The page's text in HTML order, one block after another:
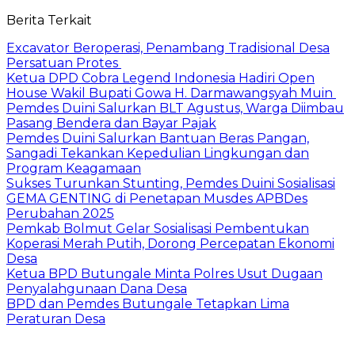
Berita Terkait
Excavator Beroperasi, Penambang Tradisional Desa
Persatuan Protes ‎
Ketua DPD Cobra Legend Indonesia Hadiri Open
House Wakil Bupati Gowa H. Darmawangsyah Muin
Pemdes Duini Salurkan BLT Agustus, Warga Diimbau
Pasang Bendera dan Bayar Pajak
Pemdes Duini Salurkan Bantuan Beras Pangan,
Sangadi Tekankan Kepedulian Lingkungan dan
Program Keagamaan
Sukses Turunkan Stunting, Pemdes Duini Sosialisasi
GEMA GENTING di Penetapan Musdes APBDes
Perubahan 2025
Pemkab Bolmut Gelar Sosialisasi Pembentukan
Koperasi Merah Putih, Dorong Percepatan Ekonomi
Desa
Ketua BPD Butungale Minta Polres Usut Dugaan
Penyalahgunaan Dana Desa
BPD dan Pemdes Butungale Tetapkan Lima
Peraturan Desa